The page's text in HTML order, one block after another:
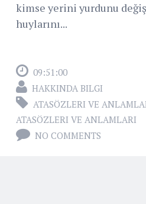
kimse yerini yurdunu
huylarını...
09:51:00
HAKKINDA BILGI
ATASÖZLERI VE
ATASÖZLERI VE ANLAMLARI
NO COMMENTS